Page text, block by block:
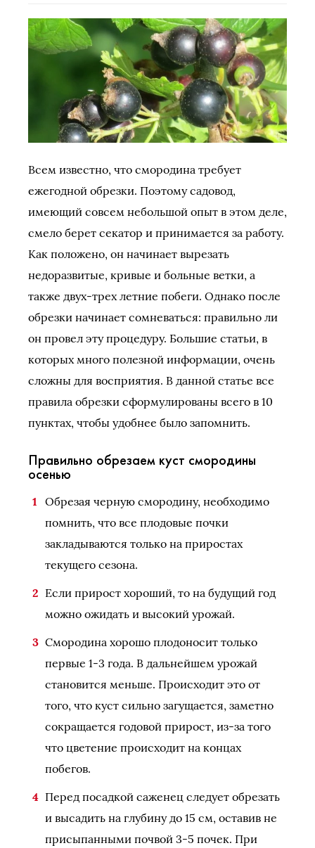
Всем известно, что смородина требует
ежегодной обрезки. Поэтому садовод,
имеющий совсем небольшой опыт в этом деле,
смело берет секатор и принимается за работу.
Как положено, он начинает вырезать
недоразвитые, кривые и больные ветки, а
также двух-трех летние побеги. Однако после
обрезки начинает сомневаться: правильно ли
он провел эту процедуру. Большие статьи, в
которых много полезной информации, очень
сложны для восприятия. В данной статье все
правила обрезки сформулированы всего в 10
пунктах, чтобы удобнее было запомнить.
Правильно обрезаем куст смородины
осенью
Обрезая черную смородину, необходимо
помнить, что все плодовые почки
закладываются только на приростах
текущего сезона.
Если прирост хороший, то на будущий год
можно ожидать и высокий урожай.
Смородина хорошо плодоносит только
первые 1-3 года. В дальнейшем урожай
становится меньше. Происходит это от
того, что куст сильно загущается, заметно
сокращается годовой прирост, из-за того
что цветение происходит на концах
побегов.
Перед посадкой саженец следует обрезать
и высадить на глубину до 15 см, оставив не
присыпанными почвой 3-5 почек. При